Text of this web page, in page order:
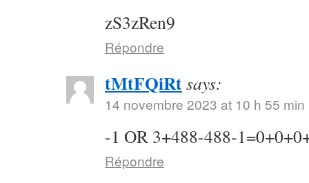
zS3zRen9
Répondre
tMtFQiRtsays:
14 novembre 2023 at 10 h 55 min
-1 OR 3+488-488-
Répondre